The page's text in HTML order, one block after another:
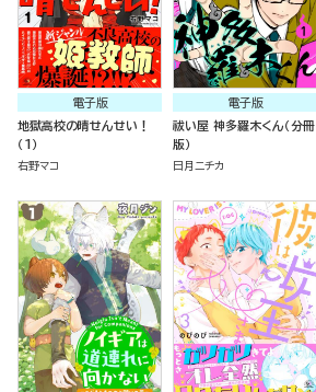
電子版
地獄高校の晴せんせい！
（1）
右野マコ
電子版
祓い屋 神多羅木くん（分冊
版）
日月ニチカ